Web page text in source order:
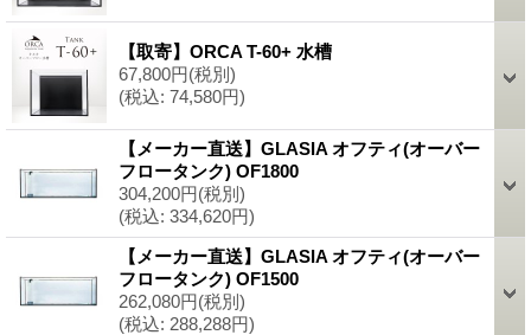
【取寄】ORCA T-60+ 水槽
67,800円(税別)
(税込: 74,580円)
【メーカー直送】GLASIA オフティ(オーバー
フロータンク) OF1800
304,200円(税別)
(税込: 334,620円)
【メーカー直送】GLASIA オフティ(オーバー
フロータンク) OF1500
262,080円(税別)
(税込: 288,288円)